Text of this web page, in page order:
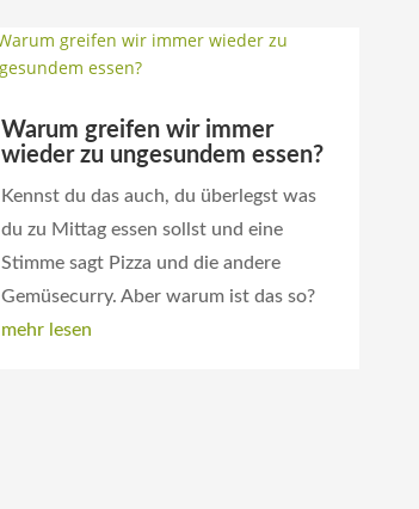
Warum greifen wir immer
wieder zu ungesundem essen?
Kennst du das auch, du überlegst was
du zu Mittag essen sollst und eine
Stimme sagt Pizza und die andere
Gemüsecurry. Aber warum ist das so?
mehr lesen